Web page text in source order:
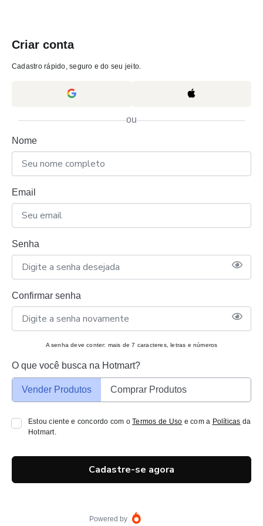
Criar conta
Cadastro rápido, seguro e do seu jeito.
ou
Nome
Email
Senha
Confirmar senha
A senha deve conter: mais de 7 caracteres, letras e números
O que você busca na Hotmart?
Vender Produtos Comprar Produtos
Estou ciente e concordo com oTermos de Uso e com a Políticas da
Hotmart.
Cadastre-se agora
Powered by